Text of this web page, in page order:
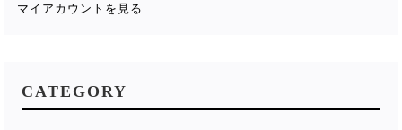
マイアカウントを見る
CATEGORY